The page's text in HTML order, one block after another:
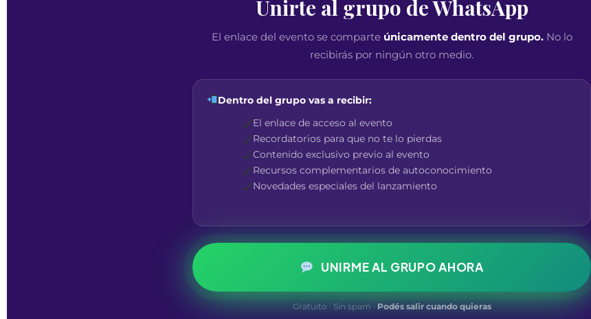
recibirás por ningún otro medio.
Dentro del grupo vas a recibir:
El enlace de acceso al evento
Contenido exclusivo previo al evento
Recursos complementarios de autoconocimiento
Novedades especiales del lanzamiento
Gratuito · Sin spam ·